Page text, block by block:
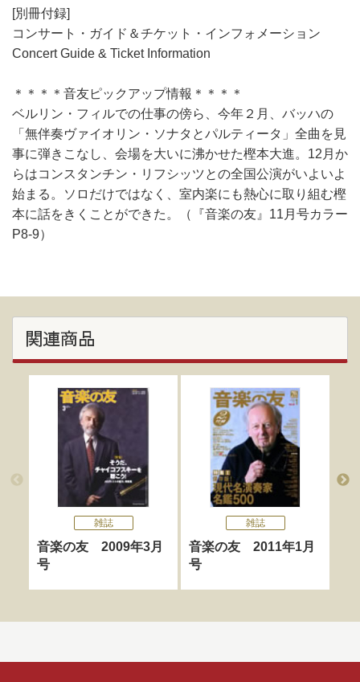
[別冊付録]
コンサート・ガイド＆チケット・インフォメーション
Concert Guide & Ticket Information
＊＊＊＊音友ピックアップ情報＊＊＊＊
ベルリン・フィルでの仕事の傍ら、今年２月、バッハの
「無伴奏ヴァイオリン・ソナタとパルティータ」全曲を見
事に弾きこなし、会場を大いに沸かせた樫本大進。12月か
らはコンスタンチン・リフシッツとの全国公演がいよいよ
始まる。ソロだけではなく、室内楽にも熱心に取り組む樫
本に話をきくことができた。（『音楽の友』11月号カラー
P8-9）
関連商品
雑誌
音楽の友 2009年3月
号
雑誌
音楽の友 2011年1月
号